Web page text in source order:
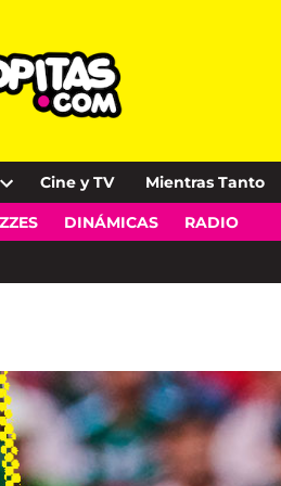
Open
dropdown
Cine y TV Mientras Tanto
DINÁMICAS RADIO